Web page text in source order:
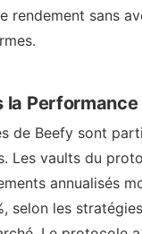
rendement sans
la Performance
de Beefy sont
Les vaults du
annualisés
selon les